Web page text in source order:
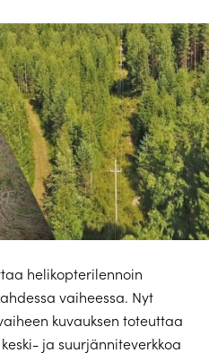
helikopterilennoin
vaiheessa. Nyt
kuvauksen toteuttaa
ja suurjänniteverkkoa